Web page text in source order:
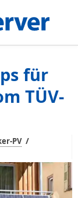
für
TÜV-
PV /